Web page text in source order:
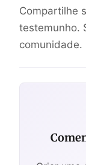
Compartilhe
testemunho.
comunidade.